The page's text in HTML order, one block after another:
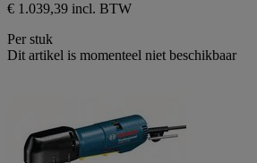
€ 1.039,39 incl. BTW
Per stuk
Dit artikel is momenteel niet beschikbaar